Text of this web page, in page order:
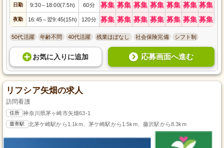
日勤 9:30～ 18:00(7.5h) 60分 募集 募集 募集 募集 募集 募集 募集
夜勤 16:45～翌9:45(15h) 120分 募集 募集 募集 募集 募集 募集 募集
50代活躍 年齢不問 40代活躍 残業ほぼなし 社会保険完備 シフト制
お気に入り に追加 応募画面へ進む
リフシア矢畑の求人
訪問看護
住所 神奈川県茅ヶ崎市矢畑63-1
最寄駅 北茅ケ崎駅から1.1km、茅ケ崎駅から1.5km、藤沢駅から8.3km